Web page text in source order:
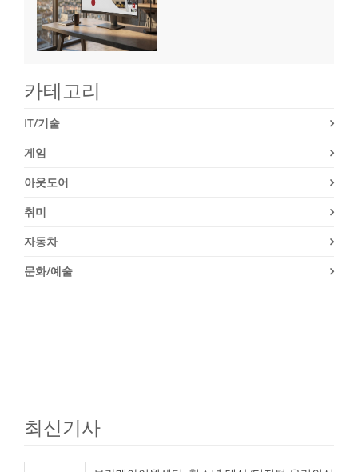
카테고리
IT/기술
게임
아웃도어
취미
자동차
문화/예술
최신기사